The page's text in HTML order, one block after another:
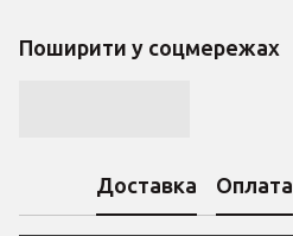
Поширити у соцмережах
Доставка Оплата